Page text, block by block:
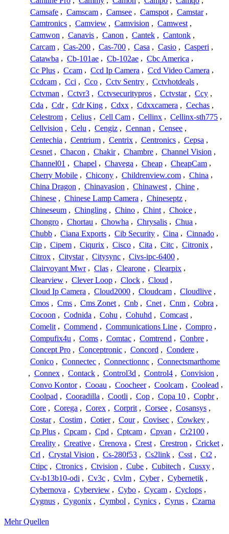
Camsafe , Camscam , Camsee , Camspot , Camstar ,
Camtronics , Camview , Camvision , Camwest ,
Camwon , Canavis , Canon , Cantek , Cantonk ,
Carcam , Cas-200 , Cas-700 , Casa , Casio , Casperi ,
Catawba , Cb-101ae , Cb-102ae , Cbc America ,
Cc Plus , Ccam , Ccd Ip Camera , Ccd Video Camera ,
Ccdcam , Cci , Cco , Cctv Sentry , Cctvhotdeals ,
Cctvman , Cctvr3 , Cctvsecuritypros , Cctvstar , Ccy ,
Cda , Cdr , Cdr King , Cdxx , Cdxxcamera , Cechas ,
Celestrom , Celius , Cell Cam , Cellinx , Cellinx-sth775 ,
Cellvision , Celu , Cengiz , Cennan , Censee ,
Centechia , Centrium , Centrix , Centronics , Cepsa ,
Cesnet , Chacon , Chakir , Chambre , Channel Vision ,
Channel01 , Chapel , Chavega , Cheap , CheapCam ,
Cherry Mobile , Chicony , Childrenview.com , China ,
China Dragon , Chinavasion , Chinawest , Chine ,
Chinese , Chinese Lamp Camera , Chineseptz ,
Chineseum , Chingling , Chino , Chint , Choice ,
Chongro , Chortau , Chowha , Chrysalis , Chua ,
Chubb , Ciana Exports , Cib Security , Cina , Cinnado ,
Cip , Cipem , Ciqurix , Cisco , Cita , Citc , Citronix ,
Citrox , Citystar , Citysync , Civs-ipc-6400 ,
Clairvoyant Mwr , Clas , Clearone , Clearpix ,
Clearview , Clever Loop , Clock , Cloud ,
Cloud Ip Camera , Cloud2000 , Cloudcam , Cloudlive ,
Cmos , Cms , Cms Zonet , Cnb , Cnet , Cnm , Cobra ,
Cocoon , Codnida , Cohu , Cohuhd , Comcast ,
Comelit , Commend , Communications Line , Compro ,
Compufix4u , Coms , Comtac , Comtrend , Conbre ,
Concept Pro , Conceptronic , Concord , Condere ,
Conico , Connectec , Connectionnc , Connectsmarthome
, Connex , Contack , Control3d , Control4 , Convision ,
Convo Kontor , Cooau , Coocheer , Coolcam , Coolead ,
Coolpad , Cooradilla , Cootli , Cop , Copa 10 , Copbr ,
Core , Corega , Corex , Corprit , Corsee , Cosansys ,
Costar , Costim , Cotier , Cour , Covisec , Cowkey ,
Cp Plus , Cpcam , Cpd , Cptcam , Cpvan , Cr2100 ,
Creality , Creative , Crenova , Crest , Crestron , Cricket ,
Crl , Crystal Vision , Cs-280f53 , Cs2link , Csst , Ct2 ,
Ctipc , Ctronics , Ctvision , Cube , Cubitech , Cusxy ,
Cv-b13b10-odi , Cv3c , Cvlm , Cyber , Cybernetik ,
Cybernova , Cyberview , Cybo , Cycam , Cyclops ,
Cygnus , Cygonix , Cymbol , Cynics , Cyrus , Czarna
Mehr Quellen